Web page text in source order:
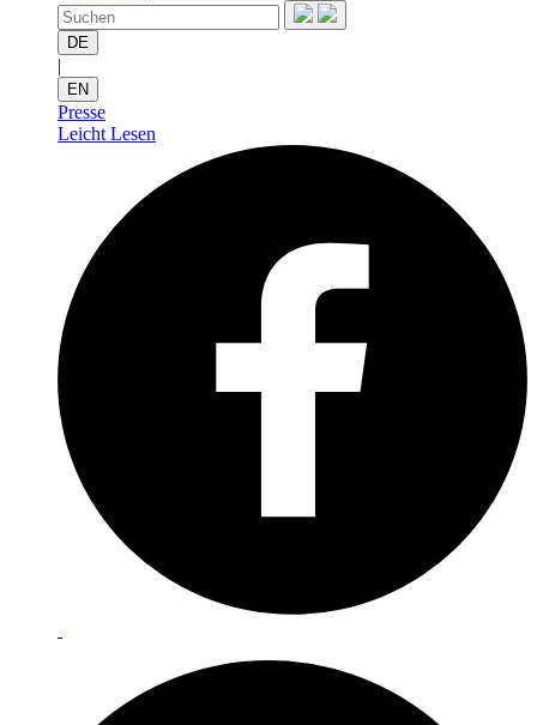
DE
|
EN
Presse
Leicht Lesen